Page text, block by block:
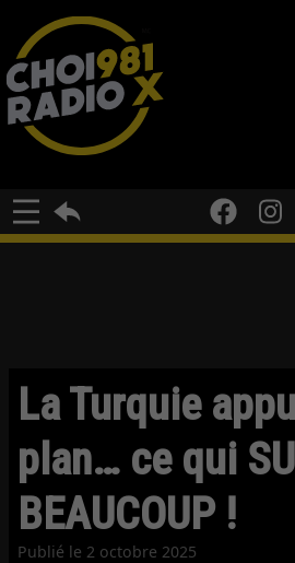
La Turquie
plan… ce qui
BEAUCOUP !
Publié le 2 octobre 2025